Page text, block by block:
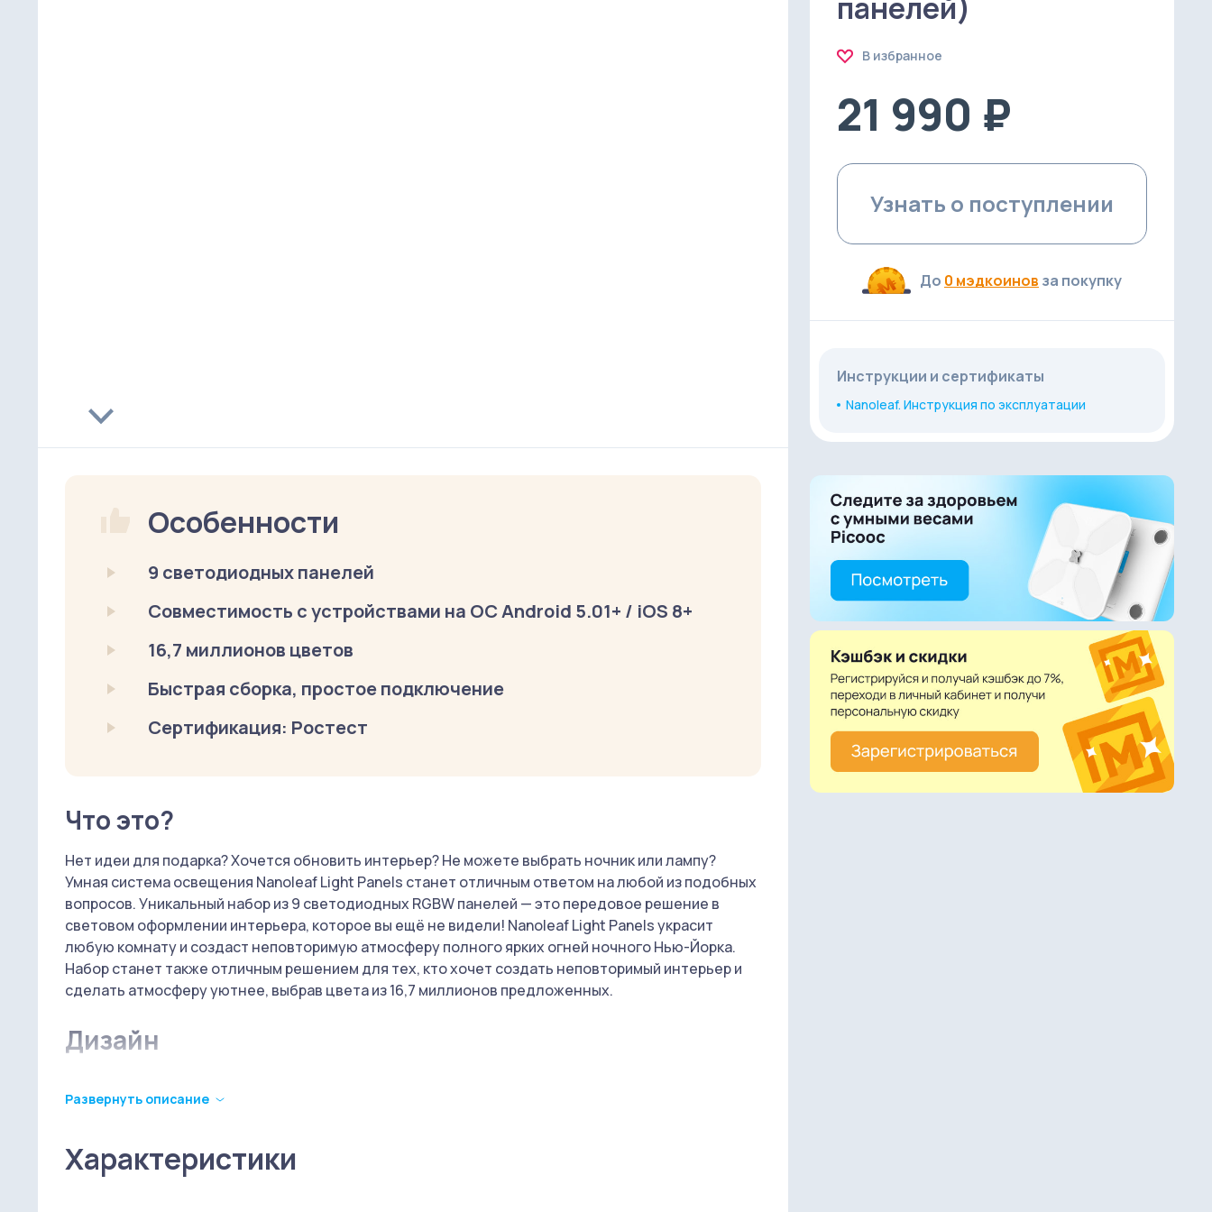
В избранное
панелей)
21 990 ₽
Узнать о поступлении
До 0 мэдкоинов за покупку
Инструкции и сертификаты
Nanoleaf. Инструкция по эксплуатации
Особенности
9 светодиодных панелей
Совместимость с устройствами на ОС Android 5.01+ / iOS 8+
16,7 миллионов цветов
Быстрая сборка, простое подключение
Сертификация: Ростест
Что это?
Нет идеи для подарка? Хочется обновить интерьер? Не можете выбрать ночник или лампу?
Умная система освещения Nanoleaf Light Panels станет отличным ответом на любой из подобных
вопросов. Уникальный набор из 9 светодиодных RGBW панелей — это передовое решение в
световом оформлении интерьера, которое вы ещё не видели! Nanoleaf Light Panels украсит
любую комнату и создаст неповторимую атмосферу полного ярких огней ночного Нью-Йорка.
Набор станет также отличным решением для тех, кто хочет создать неповторимый интерьер и
сделать атмосферу уютнее, выбрав цвета из 16,7 миллионов предложенных.
Дизайн
сторонами 24 см, высота панели — 21 см. Благодаря уникальному креплению в виде конструктора
геометрические фигуры. Цвет каждой панели Light Panels, яркость и контрастность ее свечения
устанавливается в приложении Nanoleaf Smarter Series.
Развернуть описание
Характеристики